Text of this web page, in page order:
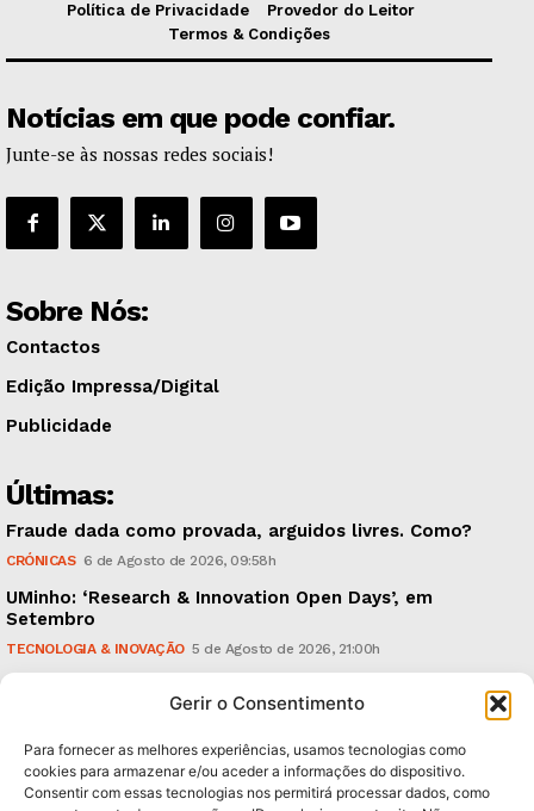
Gerir o Consentimento
Para fornecer as melhores experiências, usamos tecnologias como
cookies para armazenar e/ou aceder a informações do dispositivo.
Consentir com essas tecnologias nos permitirá processar dados, como
Política de Privacidade
Provedor do Leitor
Termos & Condições
Notícias em que pode confiar.
Junte-se às nossas redes sociais!
Sobre Nós:
Contactos
Edição Impressa/Digital
Publicidade
Últimas:
Fraude dada como provada, arguidos livres. Como?
CRÓNICAS 6 de Agosto de 2026, 09:58h
UMinho: ‘Research & Innovation Open Days’, em
Setembro
TECNOLOGIA & INOVAÇÃO 5 de Agosto de 2026, 21:00h
avança para a sua concretização
Subscreva Newsletter: